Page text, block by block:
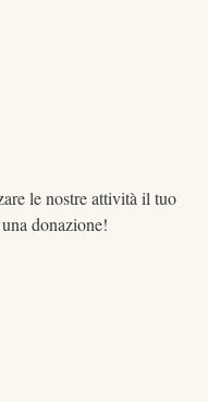
le nostre attività il tuo
donazione!